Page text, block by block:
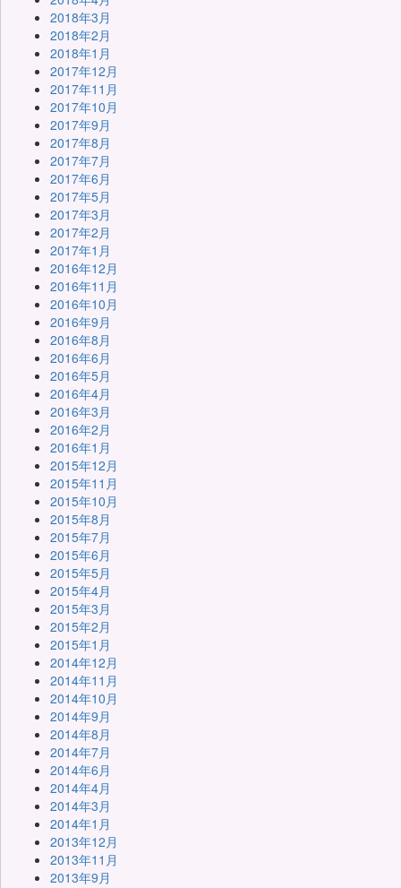
2018年3月
2018年2月
2018年1月
2017年12月
2017年11月
2017年10月
2017年9月
2017年8月
2017年7月
2017年6月
2017年5月
2017年3月
2017年2月
2017年1月
2016年12月
2016年11月
2016年10月
2016年9月
2016年8月
2016年6月
2016年5月
2016年4月
2016年3月
2016年2月
2016年1月
2015年12月
2015年11月
2015年10月
2015年8月
2015年7月
2015年6月
2015年5月
2015年4月
2015年3月
2015年2月
2015年1月
2014年12月
2014年11月
2014年10月
2014年9月
2014年8月
2014年7月
2014年6月
2014年4月
2014年3月
2014年1月
2013年12月
2013年11月
2013年9月